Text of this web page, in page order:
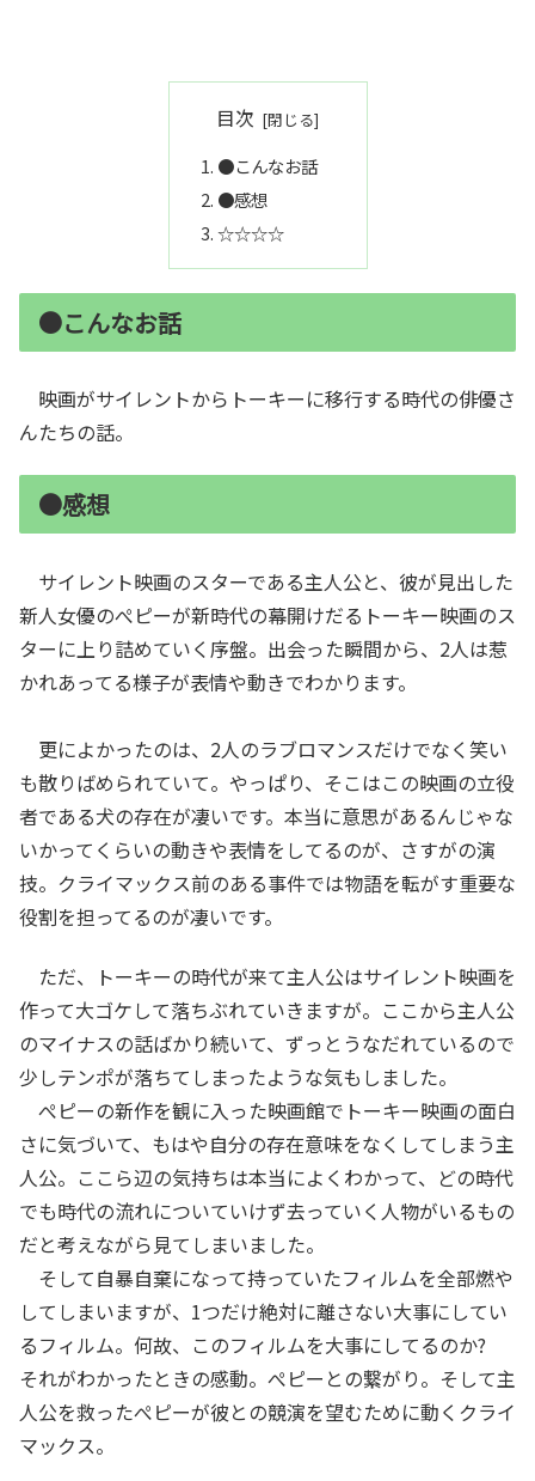
目次
●こんなお話
●感想
☆☆☆☆
●こんなお話
映画がサイレントからトーキーに移行する時代の俳優さ
んたちの話。
●感想
サイレント映画のスターである主人公と、彼が見出した
新人女優のぺピーが新時代の幕開けだるトーキー映画のス
ターに上り詰めていく序盤。出会った瞬間から、2人は惹
かれあってる様子が表情や動きでわかります。
更によかったのは、2人のラブロマンスだけでなく笑い
も散りばめられていて。やっぱり、そこはこの映画の立役
者である犬の存在が凄いです。本当に意思があるんじゃな
いかってくらいの動きや表情をしてるのが、さすがの演
技。クライマックス前のある事件では物語を転がす重要な
役割を担ってるのが凄いです。
ただ、トーキーの時代が来て主人公はサイレント映画を
作って大ゴケして落ちぶれていきますが。ここから主人公
のマイナスの話ばかり続いて、ずっとうなだれているので
少しテンポが落ちてしまったような気もしました。
ぺピーの新作を観に入った映画館でトーキー映画の面白
さに気づいて、もはや自分の存在意味をなくしてしまう主
人公。ここら辺の気持ちは本当によくわかって、どの時代
でも時代の流れについていけず去っていく人物がいるもの
だと考えながら見てしまいました。
そして自暴自棄になって持っていたフィルムを全部燃や
してしまいますが、1つだけ絶対に離さない大事にしてい
るフィルム。何故、このフィルムを大事にしてるのか?
それがわかったときの感動。ぺピーとの繋がり。そして主
人公を救ったぺピーが彼との競演を望むために動くクライ
マックス。